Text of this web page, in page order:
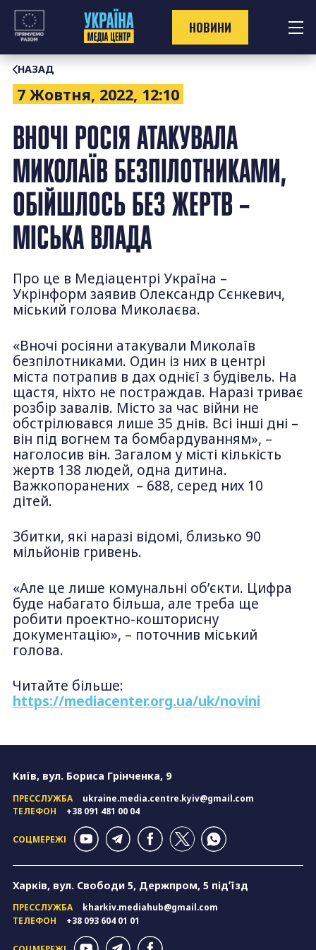
Перейти
контенту
НОВИНИ
НАЗАД
7 Жовтня, 2022, 12:10
ВНОЧІ РОСІЯ АТАКУВАЛА
МИКОЛАЇВ БЕЗПІЛОТНИКАМИ,
ОБІЙШЛОСЬ БЕЗ ЖЕРТВ –
МІСЬКА ВЛАДА
Про це в Медіацентрі Україна –
Укрінформ заявив Олександр Сєнкевич,
міський голова Миколаєва.
«Вночі росіяни атакували Миколаїв
безпілотниками. Один із них в центрі
міста потрапив в дах однієї з будівель. На
щастя, ніхто не постраждав. Наразі триває
розбір завалів. Місто за час війни не
обстрілювався лише 35 днів. Всі інші дні –
він під вогнем та бомбардуванням», –
наголосив він. Загалом у місті кількість
жертв 138 людей, одна дитина.
Важкопоранених – 688, серед них 10
дітей.
Збитки, які наразі відомі, близько 90
мільйонів гривень.
«Але це лише комунальні об’єкти. Цифра
буде набагато більша, але треба ще
робити проектно-кошторисну
документацію», – поточнив міський
голова.
Читайте більше:
https://mediacenter.org.ua/uk/novini
Київ, вул. Бориса Грінченка, 9
ПРЕССЛУЖБА
ukraine.media.centre.kyiv@gmail.com
ТЕЛЕФОН
+38 091 481 00 04
СОЦМЕРЕЖІ
Харків, вул. Свободи 5, Держпром, 5 підʼїзд
ПРЕССЛУЖБА
kharkiv.mediahub@gmail.com
ТЕЛЕФОН
+38 093 604 01 01